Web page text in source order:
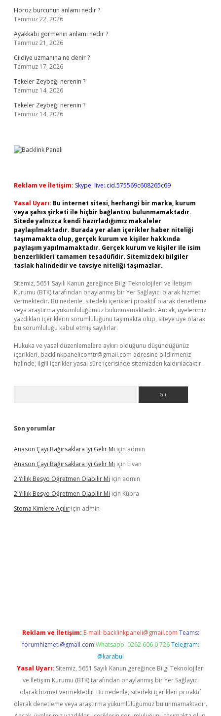
Horoz burcunun anlamı nedir ?
Temmuz 22, 2026
Ayakkabı görmenin anlamı nedir ?
Temmuz 21, 2026
Cildiye uzmanına ne denir ?
Temmuz 17, 2026
Tekeler Zeybeği nerenin ?
Temmuz 14, 2026
Tekeler Zeybeği nerenin ?
Temmuz 14, 2026
Reklam ve İletişim: Skype: live:.cid.575569c608265c69
Yasal Uyarı: Bu internet sitesi, herhangi bir marka, kurum
veya şahıs şirketi ile hiçbir bağlantısı bulunmamaktadır.
Sitede yalnızca kendi hazırladığımız makaleler
paylaşılmaktadır. Burada yer alan içerikler haber niteliği
taşımamakta olup, gerçek kurum ve kişiler hakkında
paylaşım yapılmamaktadır. Gerçek kurum ve kişiler ile isim
benzerlikleri tamamen tesadüfidir. Sitemizdeki bilgiler
taslak halindedir ve tavsiye niteliği taşımazlar.
Sitemiz, 5651 Sayılı Kanun gereğince Bilgi Teknolojileri ve İletişim
Kurumu (BTK) tarafından onaylanmış bir Yer Sağlayıcı olarak hizmet
vermektedir. Bu nedenle, sitedeki içerikleri proaktif olarak denetleme
veya araştırma yükümlülüğümüz bulunmamaktadır. Ancak, üyelerimiz
yazdıkları içeriklerin sorumluluğunu taşımakta olup, siteye üye olarak
bu sorumluluğu kabul etmiş sayılırlar.
Hukuka ve yasal düzenlemelere aykırı olduğunu düşündüğünüz
içerikleri, backlinkpanelicomtr@gmail.com adresine bildirmeniz
halinde, ilgili içerikler yasal süre içerisinde sitemizden kaldırılacaktır.
Son yorumlar
Anason Çayı Bağırsaklara Iyi Gelir Mi için admin
Anason Çayı Bağırsaklara Iyi Gelir Mi için Elvan
2 Yıllık Besyo Öğretmen Olabilir Mi için admin
2 Yıllık Besyo Öğretmen Olabilir Mi için Kübra
Stoma Kimlere Açılır için admin
Reklam ve İletişim: E-mail: backlinkpaneli@gmail.com Teams:
forumhizmeti@gmail.com Whatsapp: 0262 606 0 726 Telegram:
@karabul
Yasal Uyarı: Sitemiz, 5651 Sayılı Kanun gereğince Bilgi Teknolojileri
ve İletişim Kurumu (BTK) tarafından onaylanmış bir Yer Sağlayıcı
olarak hizmet vermektedir. Bu nedenle, sitedeki içerikleri proaktif
olarak denetleme veya araştırma yükümlülüğümüz bulunmamaktadır.